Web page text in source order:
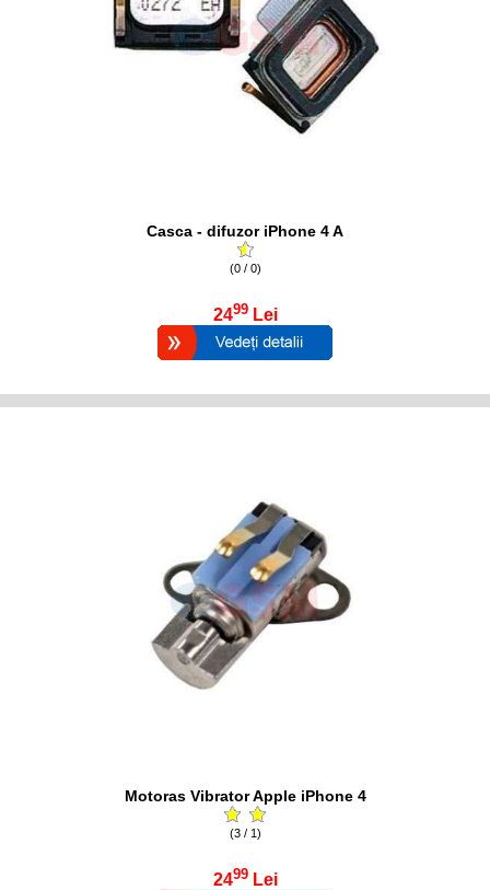
Casca - difuzor iPhone 4 A
(0 / 0)
2499 Lei
Motoras Vibrator Apple iPhone 4
(3 / 1)
2499 Lei